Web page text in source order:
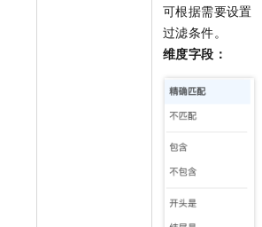
可根据需要设置
过滤条件。
维度字段：